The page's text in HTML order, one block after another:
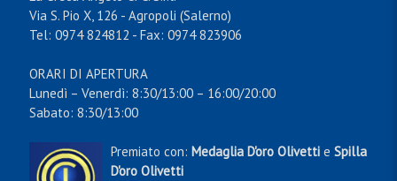
Via S. Pio X, 126 - Agropoli (Salerno)
Tel: 0974 824812 - Fax: 0974 823906
ORARI DI APERTURA
Lunedì – Venerdì: 8:30/13:00 – 16:00/20:00
Sabato: 8:30/13:00
Premiato con: Medaglia D'oro Olivetti e Spilla
D'oro Olivetti